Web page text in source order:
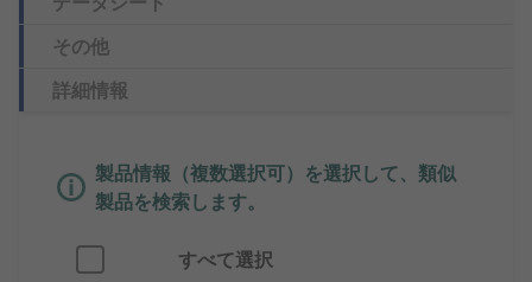
その他
詳細情報
製品情報（複数選択可）を選択して、類似
製品を検索します。
すべて選択